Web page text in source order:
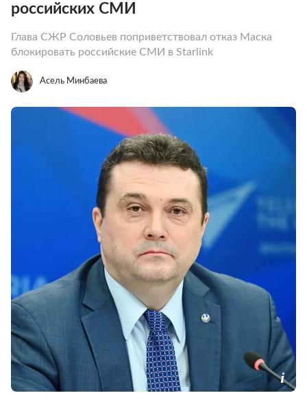
российских СМИ
Глава СЖР Соловьев поприветствовал отказ Маска
блокировать российские СМИ в Starlink
Асель Минбаева